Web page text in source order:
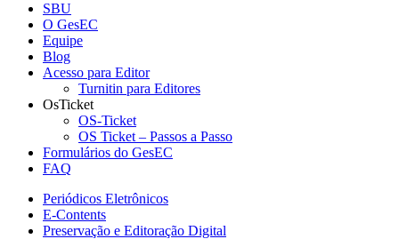
SBU
O GesEC
Equipe
Blog
Acesso para Editor
Turnitin para Editores
OsTicket
OS-Ticket
OS Ticket – Passos a Passo
Formulários do GesEC
FAQ
Periódicos Eletrônicos
E-Contents
Preservação e Editoração Digital